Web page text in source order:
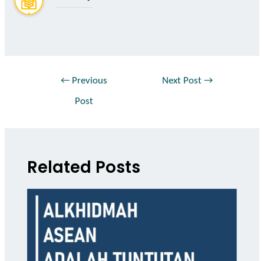
←Previous
Post
Next Post→
Related Posts